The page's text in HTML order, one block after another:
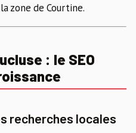
zone de Courtine.
: le SEO
recherches locales